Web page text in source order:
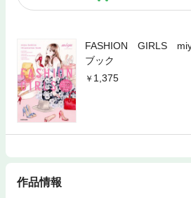
FASHION GIRLS
ブック
1,375
作品情報